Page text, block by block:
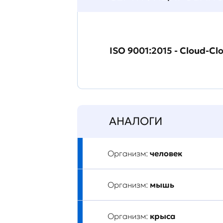
ISO 9001:2015 - Cloud-
АНАЛОГИ
Организм: человек
Организм: мышь
Организм: крыса